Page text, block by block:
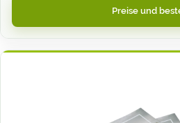
Preise und